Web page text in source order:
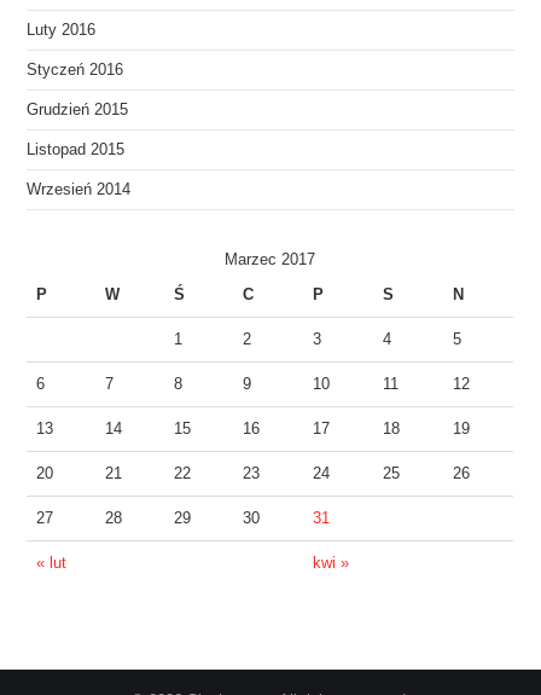
Luty 2016
Styczeń 2016
Grudzień 2015
Listopad 2015
Wrzesień 2014
Marzec 2017
P W Ś C P S N
« lut kwi »
1 2 3 4 5
6 7 8 9 10 11 12
13 14 15 16 17 18 19
20 21 22 23 24 25 26
27 28 29 30 31